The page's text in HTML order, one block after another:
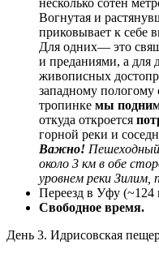
Вогнутая и
приковывает к себе
Для одних— это
и преданиями, а для
живописных
западному пологому
тропинке мы
откуда откроется
горной реки и
Важно!
около 3 км в обе
уровнем реки Зилим,
Переезд в Уфу (~124
Свободное время.
День 3. Идрисовская